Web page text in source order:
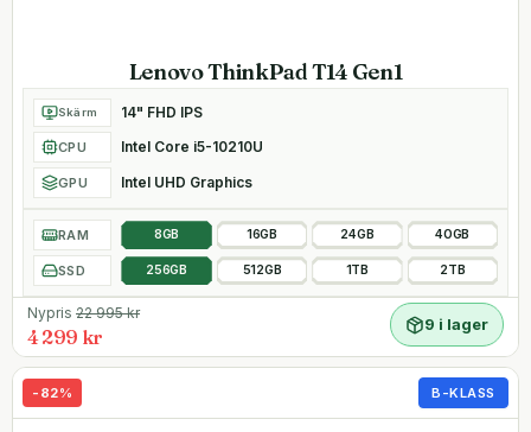
Lenovo ThinkPad T14 Gen1
Skärm 14" FHD IPS
CPU Intel Core i5-10210U
GPU Intel UHD Graphics
RAM 8GB 16GB 24GB 40GB
SSD 256GB 512GB 1TB 2TB
Nypris 22 995kr
4 299 kr
9 i lager
- 82% B-KLASS